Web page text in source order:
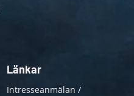
Länkar
Intresseanmälan /